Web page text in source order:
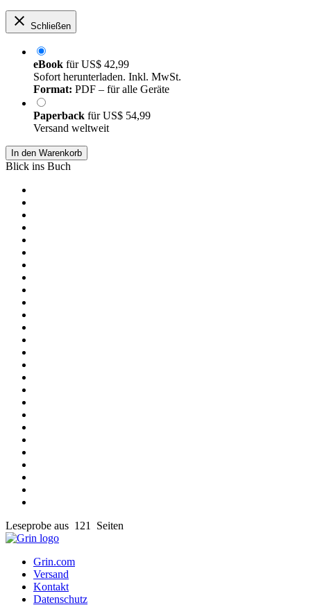
Schließen
eBook fürUS$ 42,99
Sofort herunterladen. Inkl. MwSt.
Format: PDF – für alle Geräte
Paperback fürUS$ 54,99
Versand weltweit
In den Warenkorb
Blick ins Buch
Leseprobe aus 121 Seiten
Grin.com
Versand
Kontakt
Datenschutz